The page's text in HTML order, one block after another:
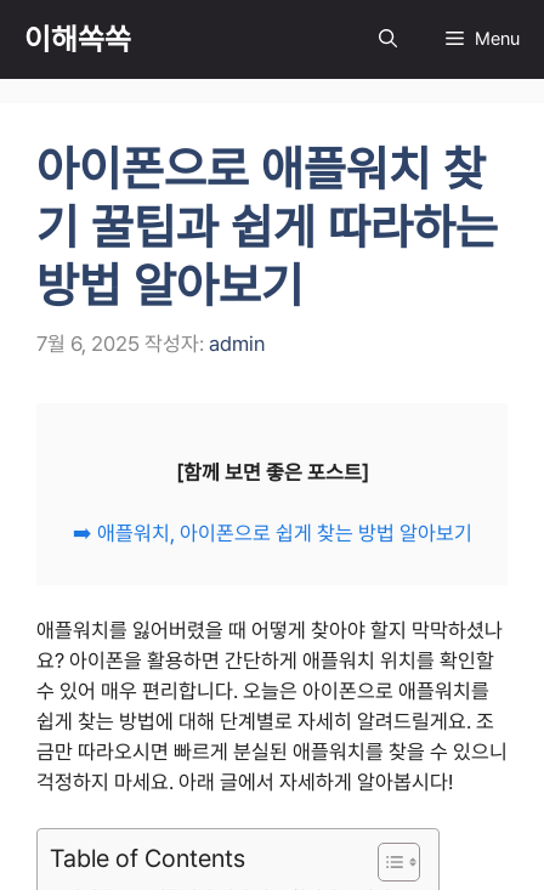
츠
이해쏙쏙 Menu
아이폰으로 애플워치 찾
기 꿀팁과 쉽게 따라하는
방법 알아보기
7월 6, 2025 작성자: admin
[함께 보면 좋은 포스트]
➡️ 애플워치, 아이폰으로 쉽게 찾는 방법 알아보기
애플워치를 잃어버렸을 때 어떻게 찾아야 할지 막막하셨나
요? 아이폰을 활용하면 간단하게 애플워치 위치를 확인할
수 있어 매우 편리합니다. 오늘은 아이폰으로 애플워치를
쉽게 찾는 방법에 대해 단계별로 자세히 알려드릴게요. 조
금만 따라오시면 빠르게 분실된 애플워치를 찾을 수 있으니
걱정하지 마세요. 아래 글에서 자세하게 알아봅시다!
Table of Contents